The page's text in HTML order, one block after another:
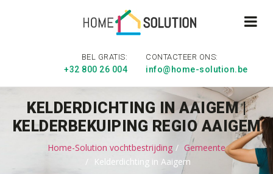
BEL GRATIS:
+32 800 26 004
CONTACTEER ONS:
info@home-solution.be
KELDERDICHTING IN AAIGEM |
KELDERBEKUIPING REGIO AAIGEM
Home-Solution vochtbestrijding
Gemeente
Kelderdichting in Aaigem